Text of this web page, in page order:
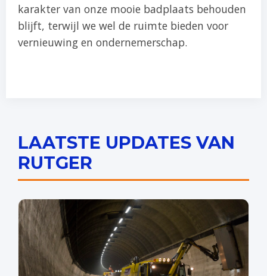
karakter van onze mooie badplaats behouden
blijft, terwijl we wel de ruimte bieden voor
vernieuwing en ondernemerschap.
LAATSTE UPDATES VAN
RUTGER